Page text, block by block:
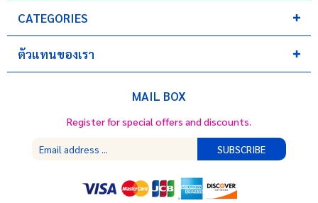
CATEGORIES
ตัวแทนของเรา
MAIL BOX
Register for special offers and discounts.
SUBSCRIBE